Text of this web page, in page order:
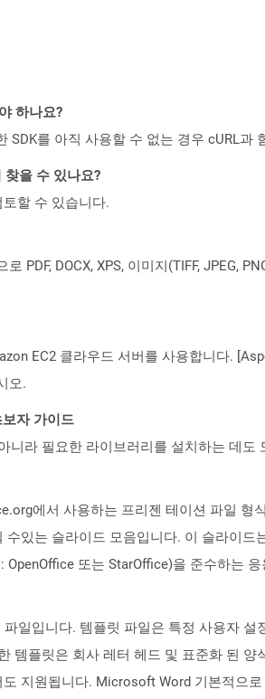
하나요?
를 아직 사용할 수 없는 경우 cURL과
찾을 수 있나요?
토할 수 있습니다.
PDF, DOCX, XPS, 이미지(TIFF, JPEG,
EC2 클라우드 서버를 사용합니다.
오.
자 가이드
니라 필요한 라이브러리를 설치하는 데도
에서 사용하는 프리젠 테이션 파일 형
있는 슬라이드 모음입니다. 이 슬라이
또는 StarOffice)을 준수하는
일입니다. 템플릿 파일은 특정 사용자
템플릿은 회사 레터 헤드 및 표준화 된
지원됩니다. Microsoft Word 기본적으